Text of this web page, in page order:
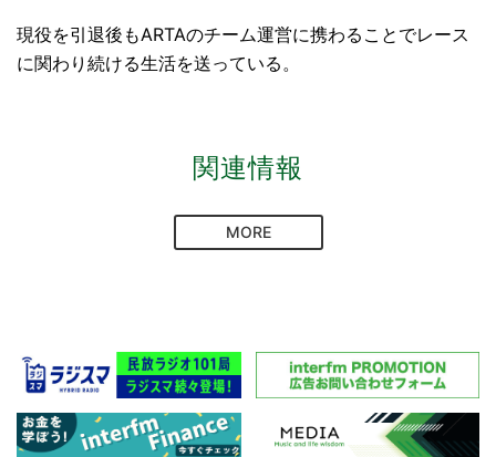
現役を引退後もARTAのチーム運営に携わることでレース
に関わり続ける生活を送っている。
関連情報
MORE